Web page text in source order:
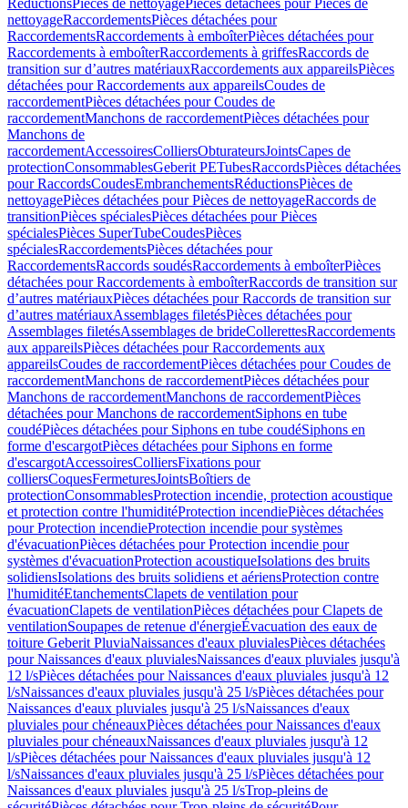
RéductionsPièces de nettoyagePièces détachées pour Pièces de
nettoyageRaccordementsPièces détachées pour
RaccordementsRaccordements à emboîterPièces détachées pour
Raccordements à emboîterRaccordements à griffesRaccords de
transition sur d’autres matériauxRaccordements aux appareilsPièces
détachées pour Raccordements aux appareilsCoudes de
raccordementPièces détachées pour Coudes de
raccordementManchons de raccordementPièces détachées pour
Manchons de
raccordementAccessoiresColliersObturateursJointsCapes de
protectionConsommablesGeberit PETubesRaccordsPièces détachées
pour RaccordsCoudesEmbranchementsRéductionsPièces de
nettoyagePièces détachées pour Pièces de nettoyageRaccords de
transitionPièces spécialesPièces détachées pour Pièces
spécialesPièces SuperTubeCoudesPièces
spécialesRaccordementsPièces détachées pour
RaccordementsRaccords soudésRaccordements à emboîterPièces
détachées pour Raccordements à emboîterRaccords de transition sur
d’autres matériauxPièces détachées pour Raccords de transition sur
d’autres matériauxAssemblages filetésPièces détachées pour
Assemblages filetésAssemblages de brideCollerettesRaccordements
aux appareilsPièces détachées pour Raccordements aux
appareilsCoudes de raccordementPièces détachées pour Coudes de
raccordementManchons de raccordementPièces détachées pour
Manchons de raccordementManchons de raccordementPièces
détachées pour Manchons de raccordementSiphons en tube
coudéPièces détachées pour Siphons en tube coudéSiphons en
forme d'escargotPièces détachées pour Siphons en forme
d'escargotAccessoiresColliersFixations pour
colliersCoquesFermeturesJointsBoîtiers de
protectionConsommablesProtection incendie, protection acoustique
et protection contre l'humiditéProtection incendiePièces détachées
pour Protection incendieProtection incendie pour systèmes
d'évacuationPièces détachées pour Protection incendie pour
systèmes d'évacuationProtection acoustiqueIsolations des bruits
solidiensIsolations des bruits solidiens et aériensProtection contre
l'humiditéEtanchementsClapets de ventilation pour
évacuationClapets de ventilationPièces détachées pour Clapets de
ventilationSoupapes de retenue d'énergieÉvacuation des eaux de
toiture Geberit PluviaNaissances d'eaux pluvialesPièces détachées
pour Naissances d'eaux pluvialesNaissances d'eaux pluviales jusqu'à
12 l/sPièces détachées pour Naissances d'eaux pluviales jusqu'à 12
l/sNaissances d'eaux pluviales jusqu'à 25 l/sPièces détachées pour
Naissances d'eaux pluviales jusqu'à 25 l/sNaissances d'eaux
pluviales pour chéneauxPièces détachées pour Naissances d'eaux
pluviales pour chéneauxNaissances d'eaux pluviales jusqu'à 12
l/sPièces détachées pour Naissances d'eaux pluviales jusqu'à 12
l/sNaissances d'eaux pluviales jusqu'à 25 l/sPièces détachées pour
Naissances d'eaux pluviales jusqu'à 25 l/sTrop-pleins de